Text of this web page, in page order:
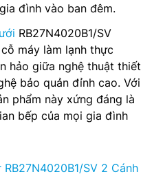
đình vào ban đêm.
RB27N4020B1/SV
máy làm lạnh thực
hảo giữa nghệ thuật thiết
bảo quản đỉnh cao. Với
phẩm này xứng đáng là
bếp của mọi gia đình
SV 2 Cánh